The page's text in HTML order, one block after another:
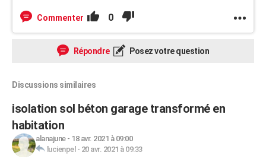
Commenter 0
Répondre Posez votre question
Discussions similaires
isolation sol béton garage transformé en
habitation
alanajune- 18 avr. 2021 à 09:00
lucienpel - 20 avr. 2021 à 09:33